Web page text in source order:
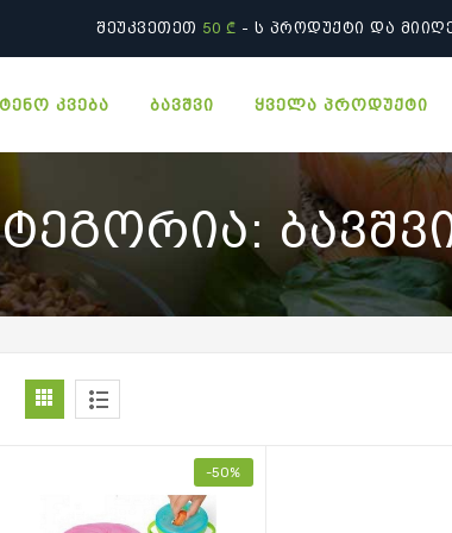
ᲨᲔᲣᲙᲕᲔᲗᲔᲗ 50 ₾ - Ს ᲞᲠᲝᲓᲣᲥᲢᲘ ᲓᲐ
ᲙᲕᲔᲑᲐ ᲑᲐᲕᲨᲕᲘ ᲧᲕᲔᲚᲐ ᲞᲠᲝᲓᲣᲥᲢᲘ
-50%